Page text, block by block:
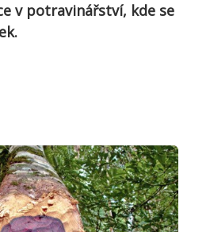
v potravinářství, kde se